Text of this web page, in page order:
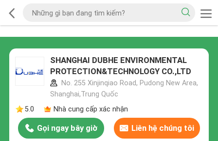
SHANGHAI DUBHE ENVIRONMENTAL
PROTECTION&TECHNOLOGY CO.,LTD
No. 255 Xinjinqiao Road, Pudong New Area,
Shanghai,Trung Quốc
5.0
Nhà cung cấp xác nhận
Gọi ngay bây giờ Liên hệ chúng tôi